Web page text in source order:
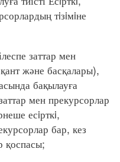
тiзiмiне
заттар мен
және басқалары),
бақылауға
мен прекурсорлар
есiрткi,
бар, кез
қоспасы;